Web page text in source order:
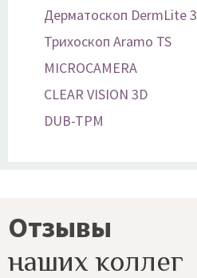
Дерматоскоп DermLite 3
Трихоскоп Aramo TS
MICROCAMERA
CLEAR VISION 3D
DUB-TPM
Отзывы
наших коллег